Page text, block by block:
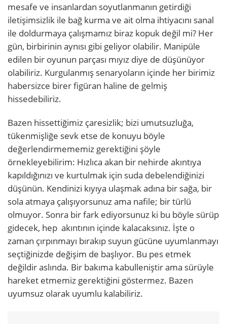
mesafe ve insanlardan soyutlanmanın getirdiği
iletişimsizlik ile bağ kurma ve ait olma ihtiyacını sanal
ile doldurmaya çalışmamız biraz kopuk değil mi? Her
gün, birbirinin aynısı gibi geliyor olabilir. Manipüle
edilen bir oyunun parçası mıyız diye de düşünüyor
olabiliriz. Kurgulanmış senaryoların içinde her birimiz
habersizce birer figüran haline de gelmiş
hissedebiliriz.
Bazen hissettiğimiz çaresizlik; bizi umutsuzluğa,
tükenmişliğe sevk etse de konuyu böyle
değerlendirmememiz gerektiğini şöyle
örnekleyebilirim: Hızlıca akan bir nehirde akıntıya
kapıldığınızı ve kurtulmak için suda debelendiğinizi
düşünün. Kendinizi kıyıya ulaşmak adına bir sağa, bir
sola atmaya çalışıyorsunuz ama nafile; bir türlü
olmuyor. Sonra bir fark ediyorsunuz ki bu böyle sürüp
gidecek, hep akıntının içinde kalacaksınız. İşte o
zaman çırpınmayı bırakıp suyun gücüne uyumlanmayı
seçtiğinizde değişim de başlıyor. Bu pes etmek
değildir aslında. Bir bakıma kabulleniştir ama sürüyle
hareket etmemiz gerektiğini göstermez. Bazen
uyumsuz olarak uyumlu kalabiliriz.